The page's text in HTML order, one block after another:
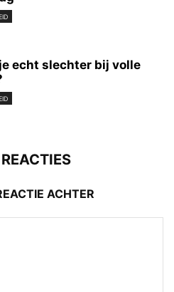
echt slechter bij volle
ACHTER